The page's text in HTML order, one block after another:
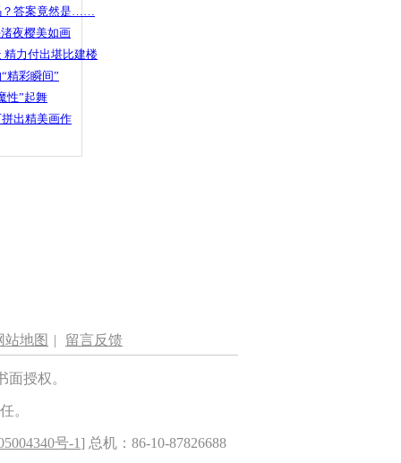
？答案竟然是……
夜樱美如画
精力付出堪比建楼
精彩瞬间”
性”起舞
出精美画作
站地图 | 留言反馈
授权。
。
号-1] 总机：86-10-87826688